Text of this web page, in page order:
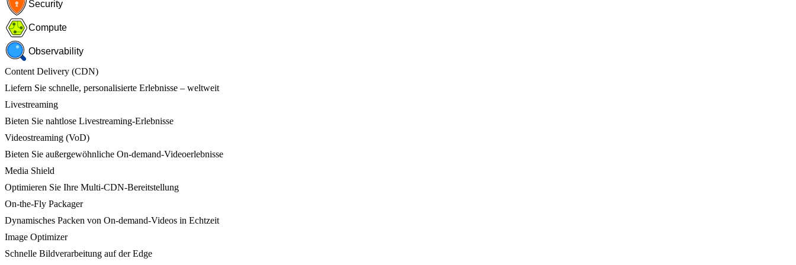
Security
Compute
Observability
Content Delivery (CDN)
Liefern Sie schnelle, personalisierte Erlebnisse – weltweit
Livestreaming
Bieten Sie nahtlose Livestreaming-Erlebnisse
Videostreaming (VoD)
Bieten Sie außergewöhnliche On-demand-Videoerlebnisse
Media Shield
Optimieren Sie Ihre Multi-CDN-Bereitstellung
On-the-Fly Packager
Dynamisches Packen von On-demand-Videos in Echtzeit
Image Optimizer
Schnelle Bildverarbeitung auf der Edge